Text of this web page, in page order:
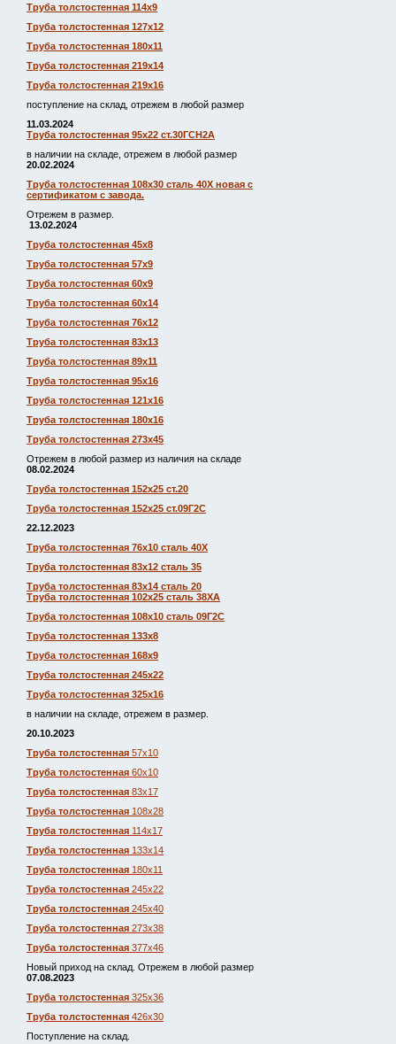
Труба толстостенная 114х9
Труба толстостенная 127х12
Труба толстостенная 180х11
Труба толстостенная 219х14
Труба толстостенная 219х16
поступление на склад, отрежем в любой размер
11.03.2024
Труба толстостенная 95х22 ст.30ГСН2А
в наличии на складе, отрежем в любой размер
20.02.2024
Труба толстостенная 108х30 сталь 40Х новая с
сертификатом с завода.
Отрежем в размер.
13.02.2024
Труба толстостенная 45х8
Труба толстостенная 57х9
Труба толстостенная 60х9
Труба толстостенная 60х14
Труба толстостенная 76х12
Труба толстостенная 83х13
Труба толстостенная 89х11
Труба толстостенная 95х16
Труба толстостенная 121х16
Труба толстостенная 180х16
Труба толстостенная 273х45
Отрежем в любой размер из наличия на складе
08.02.2024
Труба толстостенная 152х25 ст.20
Труба толстостенная 152х25 ст.09Г2С
22.12.2023
Труба толстостенная 76х10 сталь 40Х
Труба толстостенная 83х12 сталь 35
Труба толстостенная 83х14 сталь 20
Труба толстостенная 102х25 сталь 38ХА
Труба толстостенная 108х10 сталь 09Г2С
Труба толстостенная 133х8
Труба толстостенная 168х9
Труба толстостенная 245х22
Труба толстостенная 325х16
в наличии на складе, отрежем в размер.
20.10.2023
Труба толстостенная 57х10
Труба толстостенная 60х10
Труба толстостенная 83х17
Труба толстостенная 108х28
Труба толстостенная 114х17
Труба толстостенная 133х14
Труба толстостенная 180х11
Труба толстостенная 245х22
Труба толстостенная 245х40
Труба толстостенная 273х38
Труба толстостенная 377х46
Новый приход на склад. Отрежем в любой размер
07.08.2023
Труба толстостенная 325х36
Труба толстостенная 426х30
Поступление на склад.